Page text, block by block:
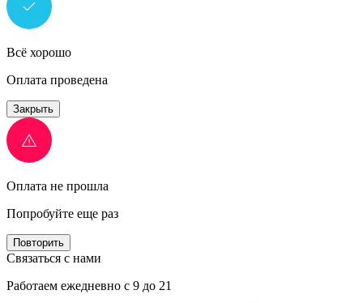
Всё хорошо
Оплата проведена
Закрыть
Оплата не прошла
Попробуйте еще раз
Повторить
Связаться с нами
Работаем ежедневно с 9 до 21